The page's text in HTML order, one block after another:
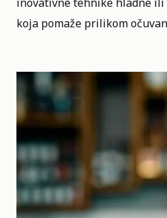
koja pomaže prilikom